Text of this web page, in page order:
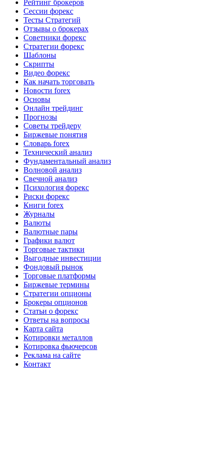
Рейтинг брокеров
Сессии форекс
Тесты Стратегий
Отзывы о брокерах
Советники форекс
Стратегии форекс
Шаблоны
Скрипты
Видео форекс
Как начать торговать
Новости forex
Основы
Онлайн трейдинг
Прогнозы
Советы трейдеру
Биржевые понятия
Словарь forex
Технический анализ
Фундаментальный анализ
Волновой анализ
Свечной анализ
Психология форекс
Риски форекс
Книги forex
Журналы
Валюты
Валютные пары
Графики валют
Торговые тактики
Выгодные инвестиции
Фондовый рынок
Торговые платформы
Биржевые термины
Стратегии опционы
Брокеры опционов
Статьи о форекс
Ответы на вопросы
Карта сайта
Котировки металлов
Котировка фьючерсов
Реклама на сайте
Контакт